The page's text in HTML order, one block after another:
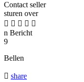
Contact seller
sturen over
    
n Bericht
9
Bellen
 share